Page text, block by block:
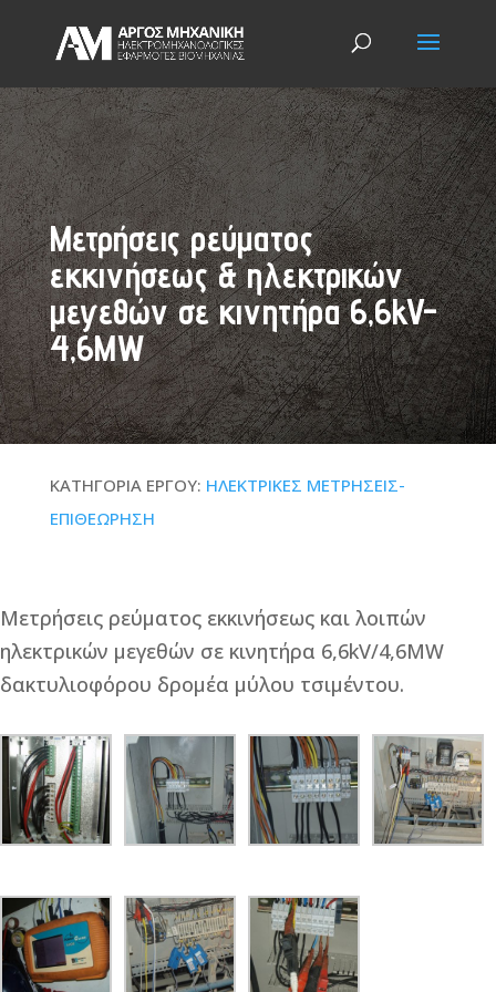
Μετρήσεις ρεύματος
εκκινήσεως & ηλεκτρικών
μεγεθών σε κινητήρα 6,6kV-
4,6MW
ΚΑΤΗΓΟΡΙΑ ΕΡΓΟΥ: ΗΛΕΚΤΡΙΚΕΣ ΜΕΤΡΗΣΕΙΣ-
ΕΠΙΘΕΩΡΗΣΗ
Μετρήσεις ρεύματος εκκινήσεως και λοιπών
ηλεκτρικών μεγεθών σε κινητήρα 6,6kV/4,6MW
δακτυλιοφόρου δρομέα μύλου τσιμέντου.